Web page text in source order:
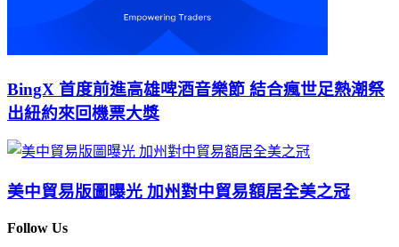
BingX 首度前進高雄啤酒音樂節 結合瘋世足熱潮祭
出紐約來回機票大獎
美中貿易版圖曝光 加州對中貿易額居全美之冠
Follow Us